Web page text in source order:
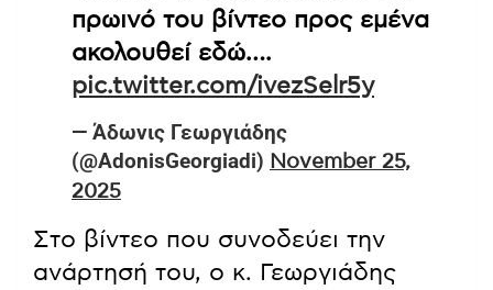
πρωινό του βίντεο προς εμένα
ακολουθεί εδώ….
pic.twitter.com/ivezSelr5y
— Άδωνις Γεωργιάδης
(@AdonisGeorgiadi) November 25,
2025
Στο βίντεο που συνοδεύει την
ανάρτησή του, ο κ. Γεωργιάδης